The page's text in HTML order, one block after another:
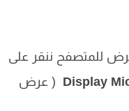
( عرض